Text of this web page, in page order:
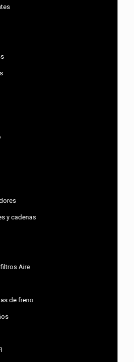
y cadenas
Aire
de freno